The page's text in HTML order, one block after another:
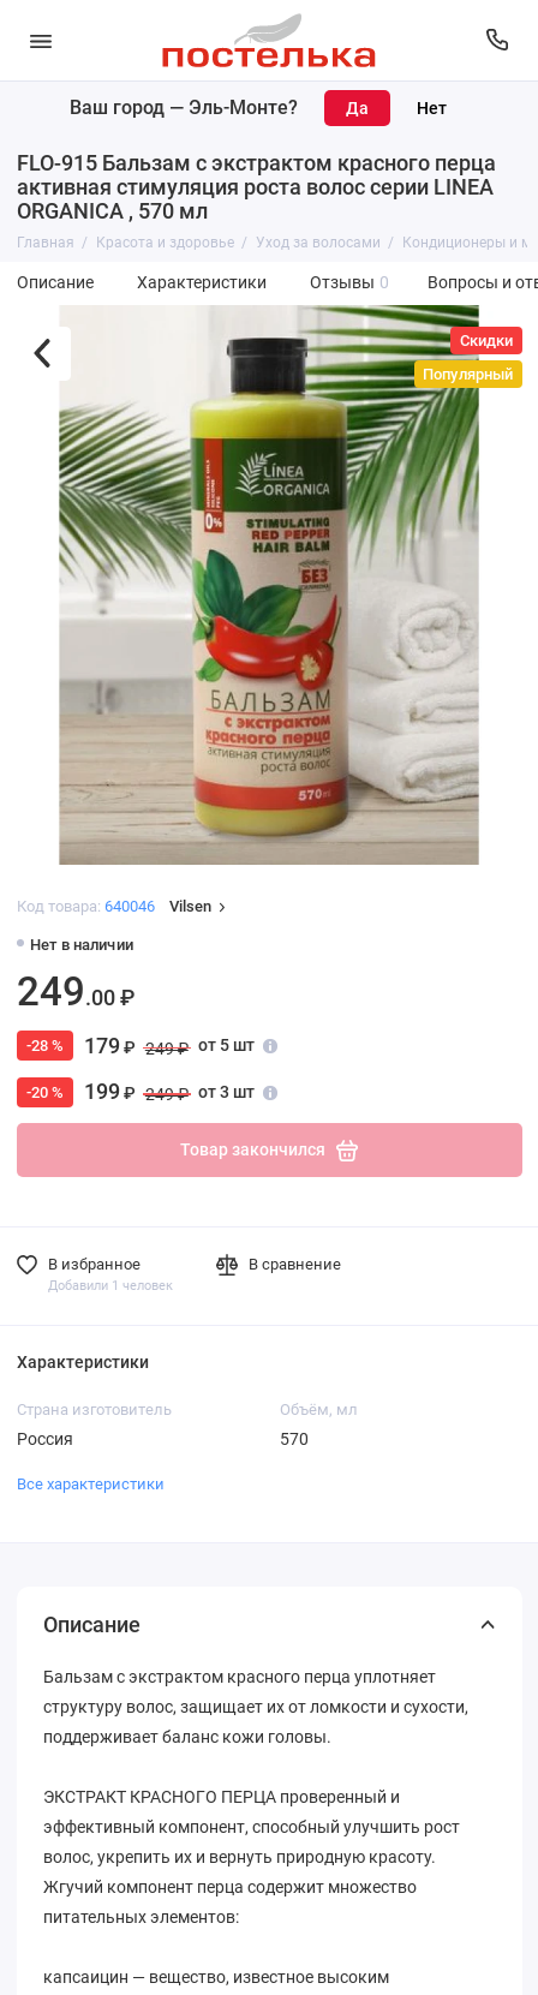
Ваш город — Эль-Монте?
FLO-915 Бальзам с экстрактом красного перца
активная стимуляция роста волос серии LINEA
ORGANICA , 570 мл
Главная Красота и здоровье Уход за волосами Кондиционеры и
Описание Характеристики Отзывы 0 Вопросы и
Скидки
Популярный
Код товара: 640046 Vilsen
Нет в наличии
249.00 ₽
-28 % 179₽ 249 ₽ от 5 шт
-20 % 199₽ 249 ₽ от 3 шт
Товар закончился
В избранное
Добавили 1 человек
В сравнение
Характеристики
Страна изготовитель
Россия
Объём, мл
570
Все характеристики
Описание
Бальзам с экстрактом красного перца уплотняет
структуру волос, защищает их от ломкости и сухости,
поддерживает баланс кожи головы.
ЭКСТРАКТ КРАСНОГО ПЕРЦА проверенный и
эффективный компонент, способный улучшить рост
волос, укрепить их и вернуть природную красоту.
Жгучий компонент перца содержит множество
питательных элементов:
капсаицин — вещество, известное высоким